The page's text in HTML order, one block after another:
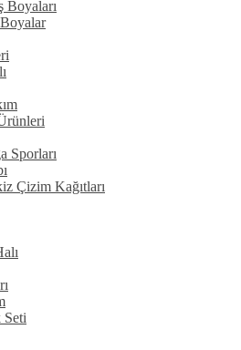
Boyaları
Sporları
Çizim Kağıtları
Seti